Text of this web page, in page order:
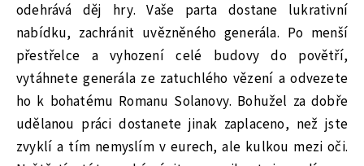
odehrává děj hry. Vaše parta dostane lukrativní
nabídku, zachránit uvězněného generála. Po menší
přestřelce a vyhození celé budovy do povětří,
vytáhnete generála ze zatuchlého vězení a odvezete
ho k bohatému Romanu Solanovy. Bohužel za dobře
udělanou práci dostanete jinak zaplaceno, než jste
zvyklí a tím nemyslím v eurech, ale kulkou mezi oči.